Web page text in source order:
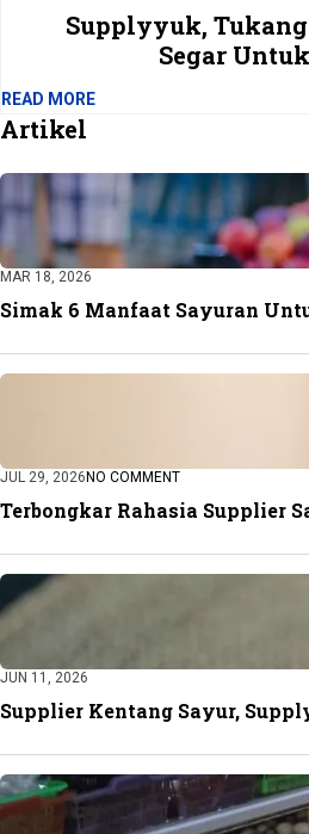
Supplyyuk, Tukang
Segar
READ MORE
Artikel
MAR 18, 2026
Simak 6 Manfaat Sayuran
JUL 29, 2026NO COMMENT
Terbongkar Rahasia Supplier
JUN 11, 2026
Supplier Kentang Sayur,